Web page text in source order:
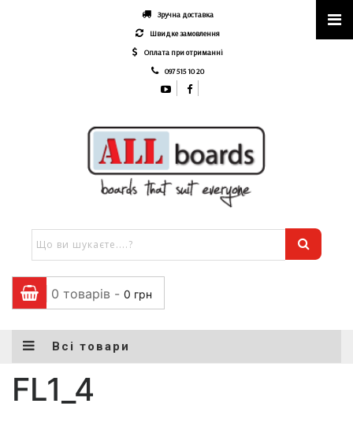
Зручна доставка
Швидке замовлення
Оплата при отриманні
097 515 10 20
0 товарів - 0 грн
Всі товари
FL1_4